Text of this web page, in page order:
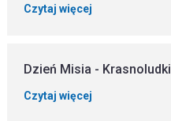
Czytaj więcej
Dzień Misia - Krasnoludki
Czytaj więcej